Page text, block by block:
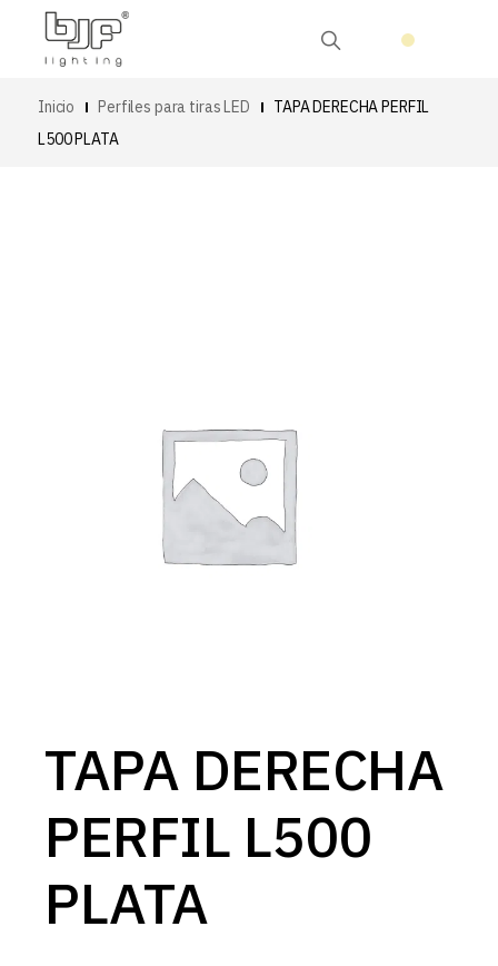
Inicio Perfiles para tiras LED
TAPA DERECHA PERFIL
L500 PLATA
TAPA DERECHA
PERFIL L500
PLATA